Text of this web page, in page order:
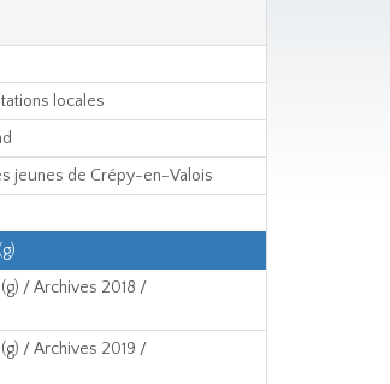
locales
jeunes de Crépy-en-Valois
/ Archives 2018 /
/ Archives 2019 /